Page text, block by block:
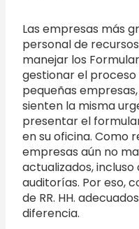
Las empresas más
personal de
manejar los
gestionar el proceso
pequeñas
sienten la misma
presentar el
en su oficina. Como
empresas aún no
actualizados,
auditorías. Por eso,
de RR. HH.
diferencia.